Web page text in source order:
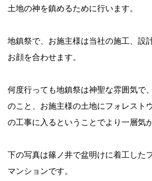
土地の神を鎮めるために行います。
地鎮祭で、お施主様は当社の施工、設
お顔を合わせます。
何度行っても地鎮祭は神聖な雰囲気で
のこと、お施主様の土地にフォレスト
の工事に入るということでより一層気
下の写真は篠ノ井で盆明けに着工した
マンションです。